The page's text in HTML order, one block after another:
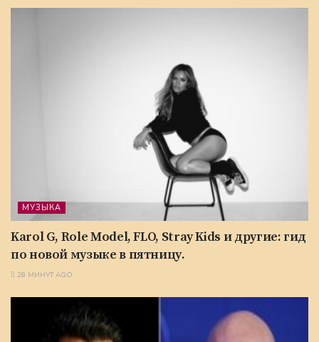
МУЗЫКА
Karol G, Role Model, FLO, Stray Kids и другие: гид
по новой музыке в пятницу.
28 МИНУТ AGO